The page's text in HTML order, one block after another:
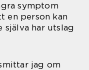
symptom
en person kan
själva har utslag
jag om